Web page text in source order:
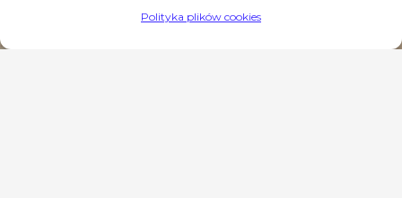
Polityka plików cookies